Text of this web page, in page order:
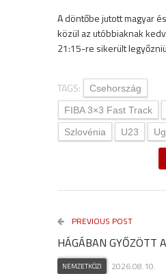
A döntőbe jutott magyar
közül az utóbbiaknak
21:15-re sikerült
TAGS:
Csehország
FIBA 3×3 Fast Track
Szlovénia
U23
PREVIOUS POST
HÁGÁBAN GYŐZÖTT
NEMZETKÖZI 2026.08.10.